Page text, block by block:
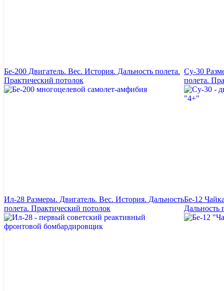
Бе-200 Двигатель. Вес. История. Дальность полета.
Практический потолок
Су-30
полета.
Ил-28 Размеры. Двигатель. Вес. История. Дальность
полета. Практический потолок
Бе-12
Дальность